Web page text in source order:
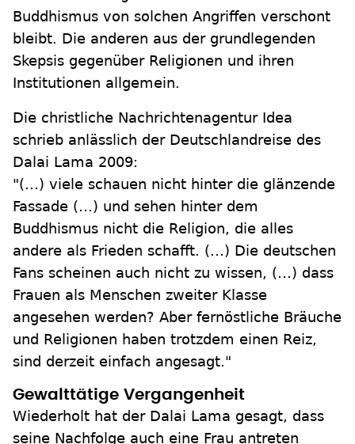
Buddhismus von solchen Angriffen verschont
bleibt. Die anderen aus der grundlegenden
Skepsis gegenüber Religionen und ihren
Institutionen allgemein.
Die christliche Nachrichtenagentur Idea
schrieb anlässlich der Deutschlandreise des
Dalai Lama 2009:
"(…) viele schauen nicht hinter die glänzende
Fassade (…) und sehen hinter dem
Buddhismus nicht die Religion, die alles
andere als Frieden schafft. (…) Die deutschen
Fans scheinen auch nicht zu wissen, (…) dass
Frauen als Menschen zweiter Klasse
angesehen werden? Aber fernöstliche Bräuche
und Religionen haben trotzdem einen Reiz,
sind derzeit einfach angesagt."
Gewalttätige Vergangenheit
Wiederholt hat der Dalai Lama gesagt, dass
seine Nachfolge auch eine Frau antreten